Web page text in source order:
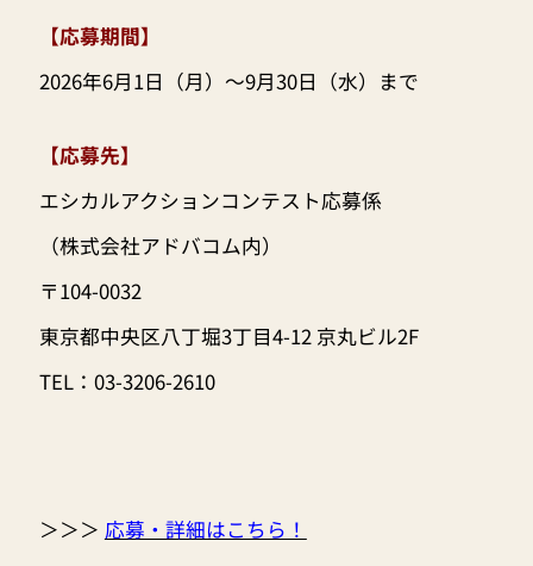
【応募期間】
2026年6月1日（月）～9月30日（水）まで
【応募先】
エシカルアクションコンテスト応募係
（株式会社アドバコム内）
〒104-0032
東京都中央区八丁堀3丁目4-12 京丸ビル2F
TEL：03-3206-2610
＞＞＞ 応募・詳細はこちら！